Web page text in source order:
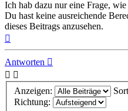
Ich hab dazu nur eine Frage,
Du hast keine ausreichende
dieses Beitrags anzusehen.
Antworten
Anzeigen:
Richtung: